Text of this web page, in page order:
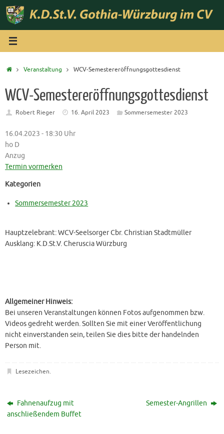
Zum
Inhalt
springen
StartVeranstaltung WCV-Semestereröffnungsgottesdienst
WCV-Semestereröffnungsgottesdienst
Robert Rieger 16. April 2023 Sommersemester 2023
16.04.2023 - 18:30 Uhr
ho D
Anzug
Termin vormerken
Kategorien
Sommersemester 2023
Hauptzelebrant: WCV-Seelsorger Cbr. Christian Stadtmüller
Ausklang: K.D.St.V. Cheruscia Würzburg
Allgemeiner Hinweis:
Bei unseren Veranstaltungen können Fotos aufgenommen bzw.
Videos gedreht werden. Sollten Sie mit einer Veröffentlichung
nicht einverstanden sein, teilen Sie dies bitte der handelnden
Person mit.
Lesezeichen.
Fahnenaufzug mit
anschließendem Buffet
Semester-Angrillen